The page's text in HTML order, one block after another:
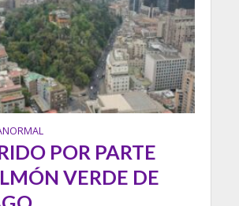
POR PARTE
VERDE DE